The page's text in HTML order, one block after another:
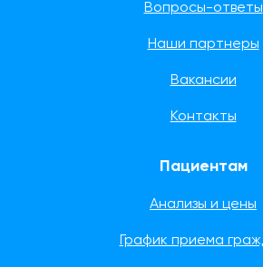
Вопросы-ответы
Наши партнеры
Вакансии
Контакты
Пациентам
Анализы и цены
График приема